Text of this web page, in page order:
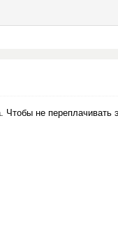
Чтобы не переплачивать